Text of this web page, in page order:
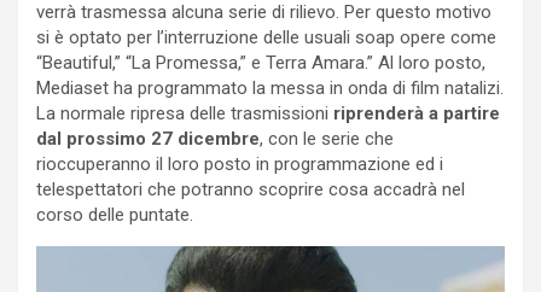
verrà trasmessa alcuna serie di rilievo. Per questo motivo
si è optato per l’interruzione delle usuali soap opere come
“Beautiful,” “La Promessa,” e Terra Amara.” Al loro posto,
Mediaset ha programmato la messa in onda di film natalizi.
La normale ripresa delle trasmissioni riprenderà a partire
dal prossimo 27 dicembre, con le serie che
rioccuperanno il loro posto in programmazione ed i
telespettatori che potranno scoprire cosa accadrà nel
corso delle puntate.